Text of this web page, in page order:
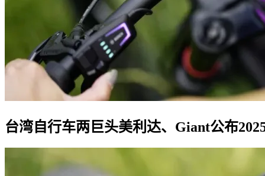
台湾自行车两巨头美利达、Giant公布